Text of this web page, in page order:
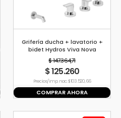
Grifería ducha + lavatorio +
bidet Hydros Viva Nova
$ 147.364,71
$ 125.260
Precio s/imp. nac. $ 103.520,66
COMPRAR AHORA